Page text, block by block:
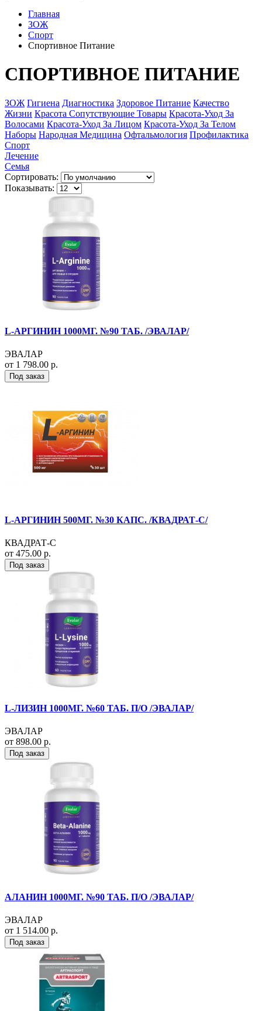
Главная
ЗОЖ
Спорт
Спортивное Питание
СПОРТИВНОЕ ПИТАНИЕ
ЗОЖ Гигиена Диагностика Здоровое Питание Качество
Жизни Красота Сопутствующие Товары Красота-Уход За
Волосами Красота-Уход За Лицом Красота-Уход За Телом
Наборы Народная Медицина Офтальмология Профилактика
Спорт
Лечение
Семья
Сортировать:
Показывать:
L-АРГИНИН 1000МГ. №90 ТАБ. /ЭВАЛАР/
ЭВАЛАР
от 1 798.00 р.
Под заказ
L-АРГИНИН 500МГ. №30 КАПС. /КВАДРАТ-С/
КВАДРАТ-С
от 475.00 р.
Под заказ
L-ЛИЗИН 1000МГ. №60 ТАБ. П/О /ЭВАЛАР/
ЭВАЛАР
от 898.00 р.
Под заказ
АЛАНИН 1000МГ. №90 ТАБ. П/О /ЭВАЛАР/
ЭВАЛАР
от 1 514.00 р.
Под заказ